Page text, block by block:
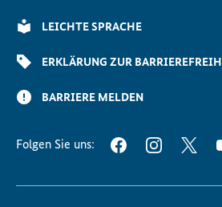
LEICHTE SPRACHE
ERKLÄRUNG ZUR
BARRIERE MELDEN
Folgen Sie uns: FACEBOOK